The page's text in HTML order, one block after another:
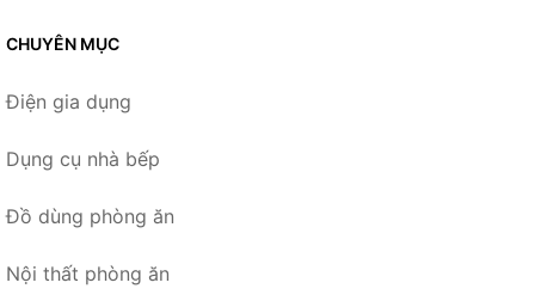
CHUYÊN MỤC
Điện gia dụng
Dụng cụ nhà bếp
Đồ dùng phòng ăn
Nội thất phòng ăn